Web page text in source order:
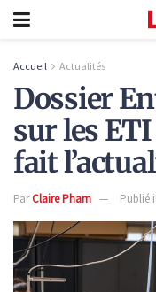
Accueil Actualités
Dossier
sur les
fait
ParClaire Pham Publié